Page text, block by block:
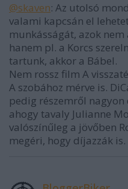
@skaven: Az utolsó
valami kapcsán el
munkásságát, azok
hanem pl. a Korcs
tartunk, akkor a Bábel.
Nem rossz film A
A szobához mérve is.
pedig részemről
ahogy tavaly Julianne
valószínűleg a jövőben
megéri, hogy díjazzák is.